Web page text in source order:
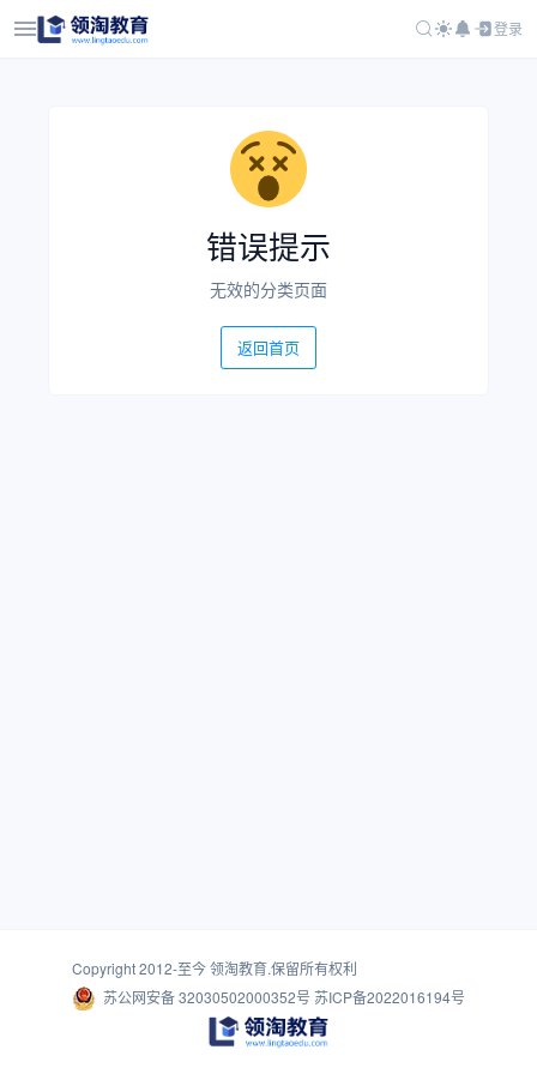
登录
错误提示
无效的分类页面
返回首页
Copyright 2012-至今领淘教育.保留所有权利
苏公网安备 32030502000352号 苏ICP备2022016194号